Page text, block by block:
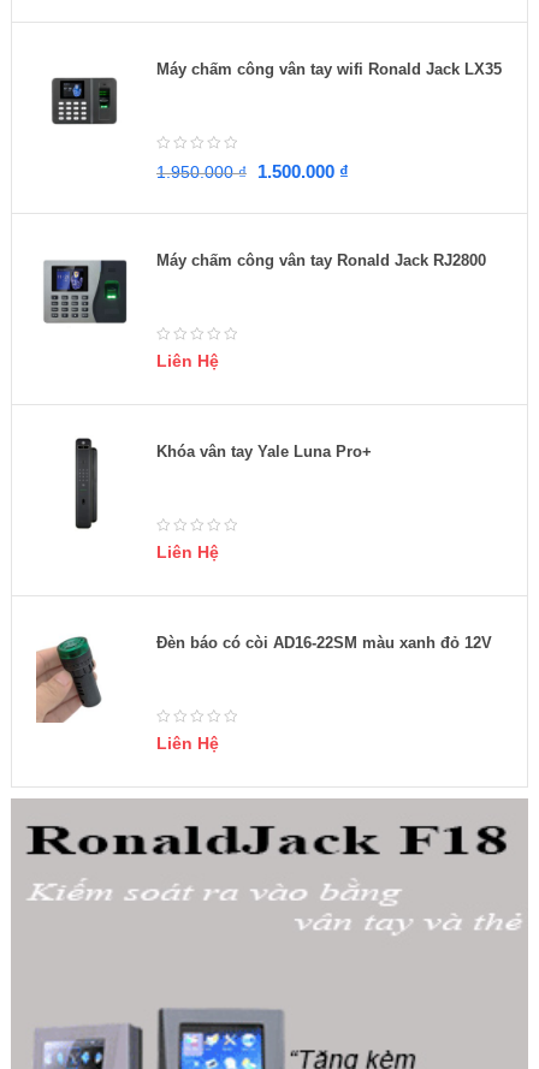
Máy chấm công vân tay wifi Ronald Jack LX35
1.950.000₫ 1.500.000 ₫
Máy chấm công vân tay Ronald Jack RJ2800
Liên Hệ
Khóa vân tay Yale Luna Pro+
Liên Hệ
Đèn báo có còi AD16-22SM màu xanh đỏ 12V
Liên Hệ